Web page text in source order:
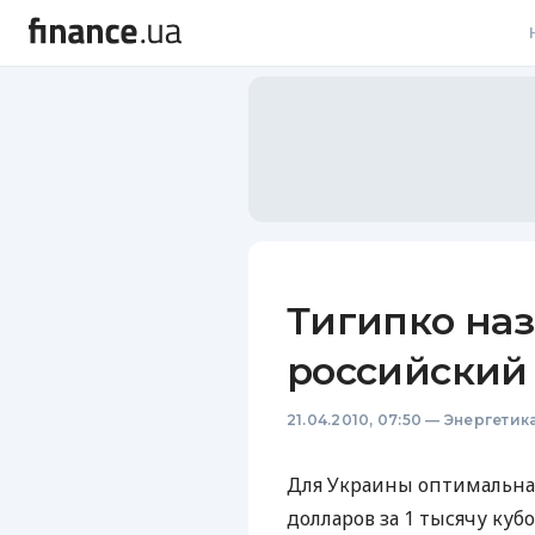
Тигипко
российский
21.04.2010, 07:50 —
Для Украины
долларов за 1 тысячу